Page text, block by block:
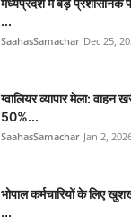
मध्यप्रदेश में बड़े प्रशासनिक
...
SaahasSamachar Dec 25,
ग्वालियर व्यापार मेला: वाहन
50%...
SaahasSamachar Jan 2,
भोपाल कर्मचारियों के लिए
...